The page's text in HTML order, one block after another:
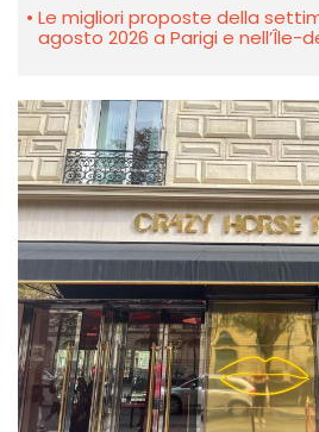
Le migliori proposte della
agosto 2026 a Parigi e nell’Île-